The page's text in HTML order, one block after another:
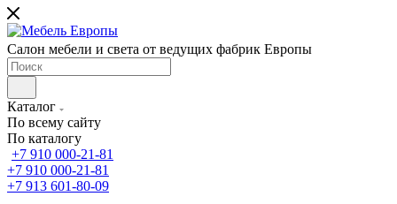
Салон мебели и света от ведущих фабрик Европы
Каталог
По всему сайту
По каталогу
+7 910 000-21-81
+7 910 000-21-81
+7 913 601-80-09